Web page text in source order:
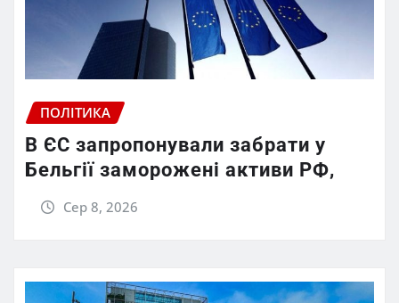
ПОЛІТИКА
В ЄС запропонували забрати у
Бельгії заморожені активи РФ,
Сер 8, 2026